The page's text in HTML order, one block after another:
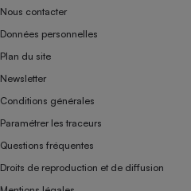
Nous contacter
Données personnelles
Plan du site
Newsletter
Conditions générales
Paramétrer les traceurs
Questions fréquentes
Droits de reproduction et de diffusion